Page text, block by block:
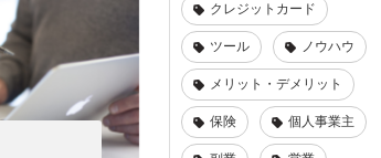
クレジットカード
ツール ノウハウ
メリット・デメリット
保険 個人事業主